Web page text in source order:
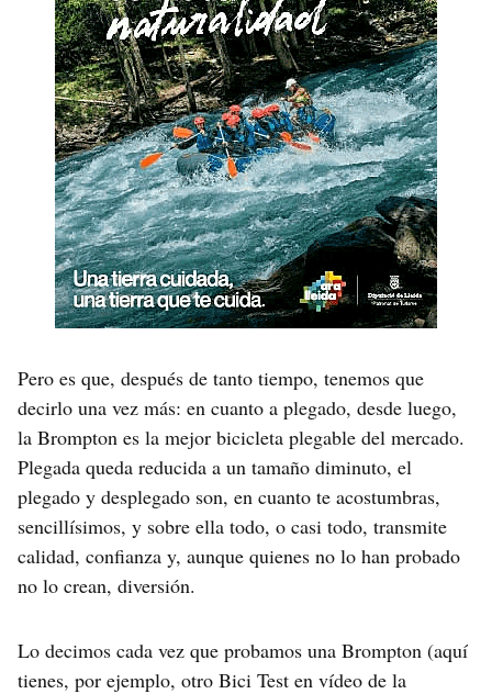
Pero es que, después de tanto tiempo, tenemos que
decirlo una vez más: en cuanto a plegado, desde luego,
la Brompton es la mejor bicicleta plegable del mercado.
Plegada queda reducida a un tamaño diminuto, el
plegado y desplegado son, en cuanto te acostumbras,
sencillísimos, y sobre ella todo, o casi todo, transmite
calidad, confianza y, aunque quienes no lo han probado
no lo crean, diversión.
Lo decimos cada vez que probamos una Brompton (aquí
tienes, por ejemplo, otro Bici Test en vídeo de la